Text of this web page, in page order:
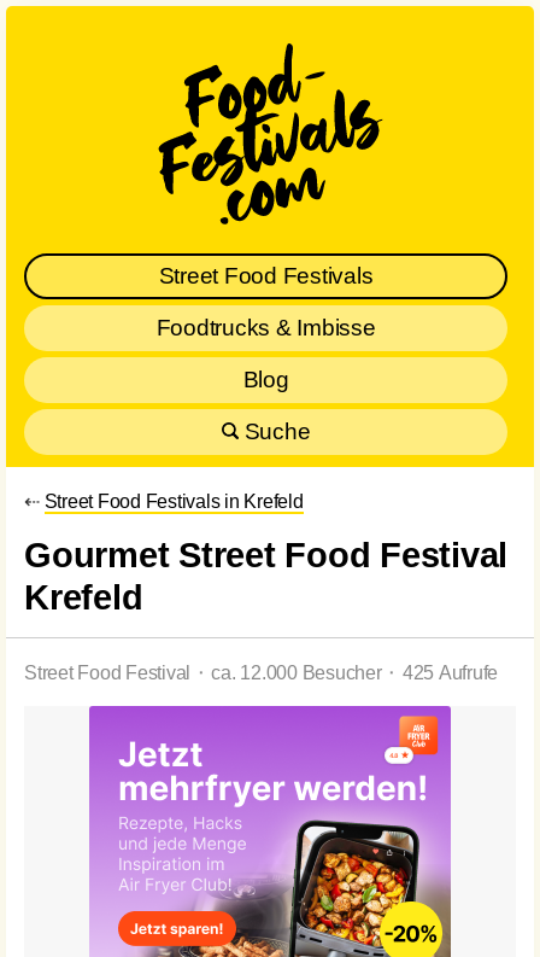
Street Food Festivals
Foodtrucks & Imbisse
Blog
Suche
⇠ Street Food Festivals in Krefeld
Gourmet Street Food Festival
Krefeld
Street Food Festival ⬝ ca. 12.000 Besucher ⬝ 425 Aufrufe